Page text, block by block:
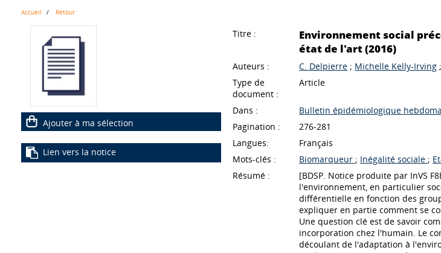
Accueil Retour
Ajouter à ma sélection
Lien vers la notice
Titre :
Environnement social
état de l'art (2016)
Auteurs : C. Delpierre ; Michelle Kelly-Irving
Type de
document :
Article
Dans :
Bulletin épidémiologique
Pagination :
276-281
Langues:
Français
Mots-clés :
Biomarqueur ; Inégalité sociale ;
Résumé :
[BDSP. Notice produite par InVS
l'environnement, en particulier
différentielle en fonction des
expliquer en partie comment se
Une question clé est de savoir
incorporation chez l'humain. Le
découlant de l'adaptation à